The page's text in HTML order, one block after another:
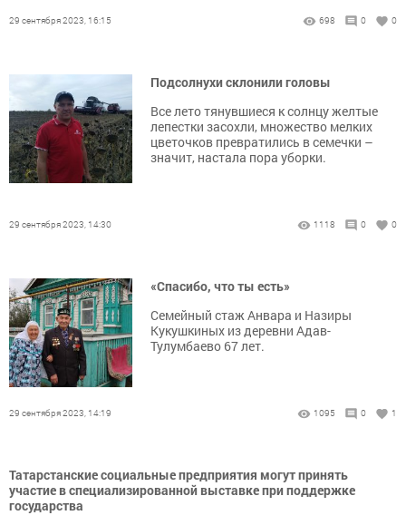
29 сентября 2023, 16:15 698 0 0
Подсолнухи склонили головы
Все лето тянувшиеся к солнцу желтые
лепестки засохли, множество мелких
цветочков превратились в семечки –
значит, настала пора уборки.
29 сентября 2023, 14:30 1118 0 0
«Спасибо, что ты есть»
Семейный стаж Анвара и Назиры
Кукушкиных из деревни Адав-
Тулумбаево 67 лет.
29 сентября 2023, 14:19 1095 0 1
Татарстанские социальные предприятия могут принять
участие в специализированной выставке при поддержке
государства